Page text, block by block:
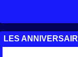
LES